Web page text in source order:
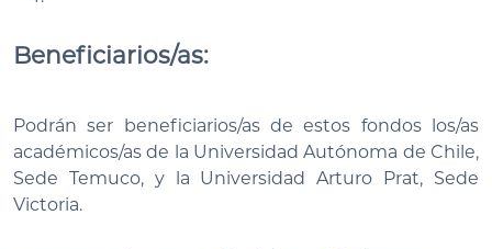
Beneficiarios/as:
Podrán ser beneficiarios/as de estos fondos los/as
académicos/as de la Universidad Autónoma de Chile,
Sede Temuco, y la Universidad Arturo Prat, Sede
Victoria.